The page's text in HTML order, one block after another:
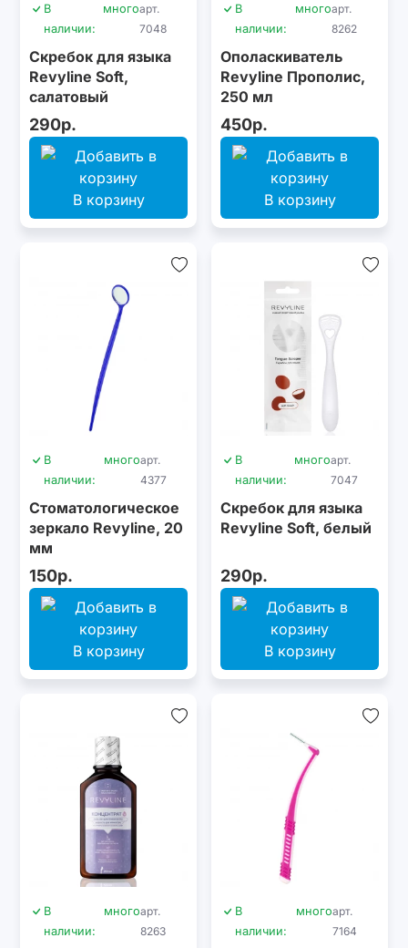
В
наличии:
многоарт.
7048
Скребок для языка
Revyline Soft,
салатовый
290р.
В корзину
В
наличии:
многоарт.
8262
Ополаскиватель
Revyline Прополис,
250 мл
450р.
В корзину
В
наличии:
многоарт.
4377
Стоматологическое
зеркало Revyline, 20
мм
150р.
В корзину
В
наличии:
многоарт.
7047
Скребок для языка
Revyline Soft, белый
290р.
В корзину
В
наличии:
многоарт.
8263
В
наличии:
многоарт.
7164